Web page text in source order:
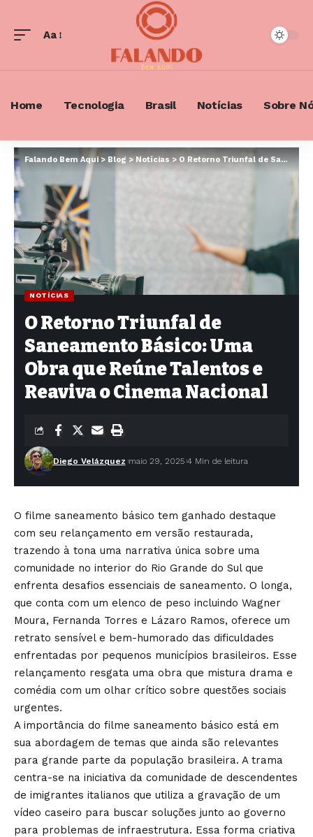
Font
Aa
Home Tecnologia Brasil Notícias Sobre
Falando Bem Aqui> Blog > Notícias> O Retorno Triunfal de Saneamento Básico: Uma Obra que Reúne Talentos e Reaviva o Cinema Nacional
NOTÍCIAS
O Retorno Triunfal de
Saneamento Básico: Uma
Obra que Reúne Talentos e
Reaviva o Cinema Nacional
Diego Velázquez maio 29, 2025 4 Min de leitura
O filme saneamento básico tem ganhado destaque
com seu relançamento em versão restaurada,
trazendo à tona uma narrativa única sobre uma
comunidade no interior do Rio Grande do Sul que
enfrenta desafios essenciais de saneamento. O longa,
que conta com um elenco de peso incluindo Wagner
Moura, Fernanda Torres e Lázaro Ramos, oferece um
retrato sensível e bem-humorado das dificuldades
enfrentadas por pequenos municípios brasileiros. Esse
relançamento resgata uma obra que mistura drama e
comédia com um olhar crítico sobre questões sociais
urgentes.
A importância do filme saneamento básico está em
sua abordagem de temas que ainda são relevantes
para grande parte da população brasileira. A trama
centra-se na iniciativa da comunidade de descendentes
de imigrantes italianos que utiliza a gravação de um
vídeo caseiro para buscar soluções junto ao governo
para problemas de infraestrutura. Essa forma criativa